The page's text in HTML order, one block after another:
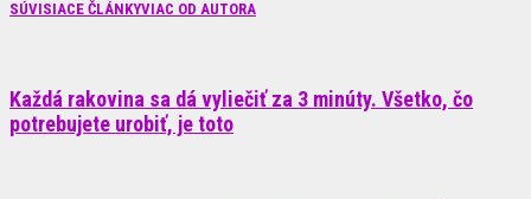
SÚVISIACE ČLÁNKYVIAC OD AUTORA
Každá rakovina sa dá vyliečiť za 3 minúty. Všetko, čo
potrebujete urobiť, je toto